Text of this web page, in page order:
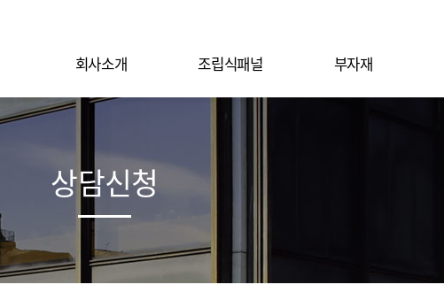
회사소개 조립식패널 부자재
상담신청